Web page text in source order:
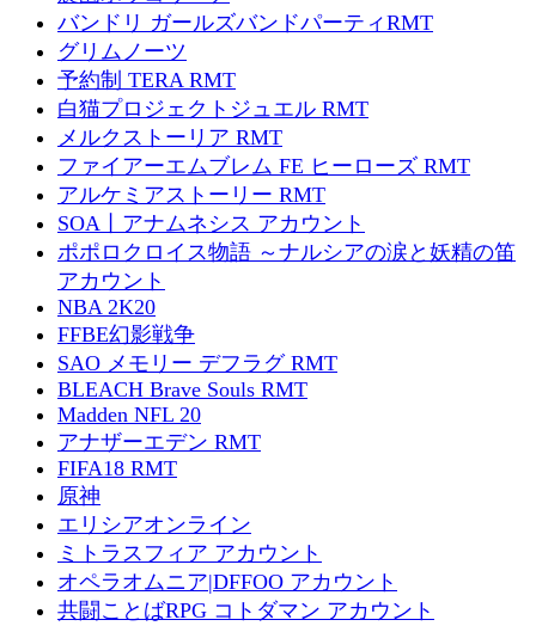
バンドリ ガールズバンドパーティRMT
グリムノーツ
予約制 TERA RMT
白猫プロジェクトジュエル RMT
メルクストーリア RMT
ファイアーエムブレム FE ヒーローズ RMT
アルケミアストーリー RMT
SOA丨アナムネシス アカウント
ポポロクロイス物語 ～ナルシアの涙と妖精の笛
アカウント
NBA 2K20
FFBE幻影戦争
SAO メモリー デフラグ RMT
BLEACH Brave Souls RMT
Madden NFL 20
アナザーエデン RMT
FIFA18 RMT
原神
エリシアオンライン
ミトラスフィア アカウント
オペラオムニア|DFFOO アカウント
共闘ことばRPG コトダマン アカウント